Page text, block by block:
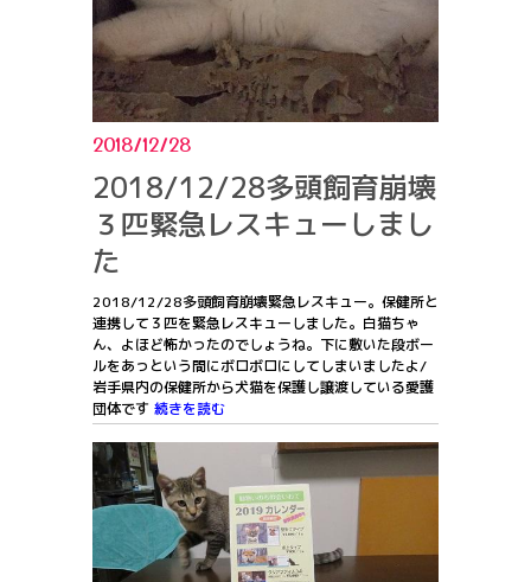
2018/12/28
2018/12/28多頭飼育崩壊
３匹緊急レスキューしまし
た
2018/12/28多頭飼育崩壊緊急レスキュー。保健所と
連携して３匹を緊急レスキューしました。白猫ちゃ
ん、よほど怖かったのでしょうね。下に敷いた段ボー
ルをあっという間にボロボロにしてしまいましたよ/
岩手県内の保健所から犬猫を保護し譲渡している愛護
団体です 続きを読む